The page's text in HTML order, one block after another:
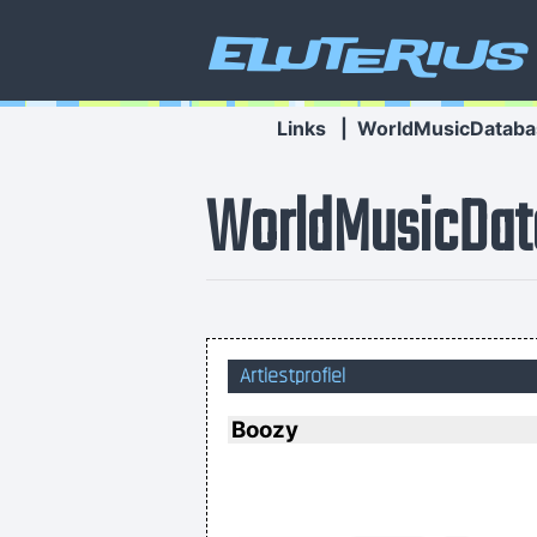
Eluterius
Links
This is one place were
and contruct your framework
Artiestprofiel
Boozy